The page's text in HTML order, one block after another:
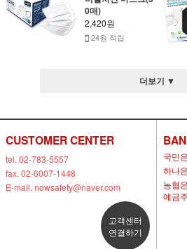
0매)
2,420원
24원 적립
더보기 ▼
CUSTOMER CENTER
tel. 02-783-5557
fax. 02-6007-1448
E-mail. nowsafety@naver.com
고객센터
연결하기
국민
하나
농협
예금